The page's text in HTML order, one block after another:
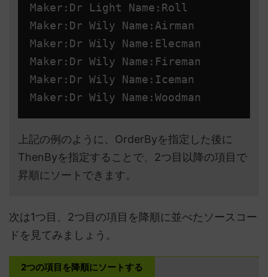
Maker:Dr Light Name:Roll
Maker:Dr Wily Name:Airman
Maker:Dr Wily Name:Elecman
Maker:Dr Wily Name:Fireman
Maker:Dr Wily Name:Iceman
上記の例のように、OrderByを指定した後に
ThenByを指定することで、2つ目以降の項目で
昇順にソートできます。
次は1つ目、2つ目の項目を降順に並べたソースコー
ドを見てみましょう。
2つの項目を降順にソートする